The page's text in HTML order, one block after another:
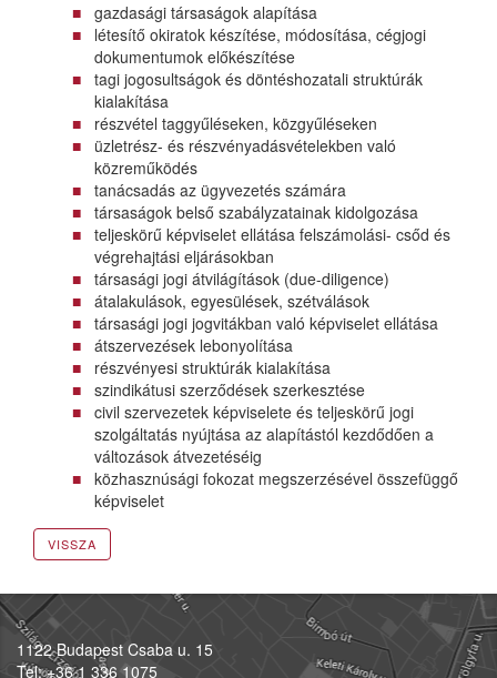
gazdasági társaságok alapítása
létesítő okiratok készítése, módosítása, cégjogi
dokumentumok előkészítése
tagi jogosultságok és döntéshozatali struktúrák
kialakítása
részvétel taggyűléseken, közgyűléseken
üzletrész- és részvényadásvételekben való
közreműködés
tanácsadás az ügyvezetés számára
társaságok belső szabályzatainak kidolgozása
teljeskörű képviselet ellátása felszámolási- csőd és
végrehajtási eljárásokban
társasági jogi átvilágítások (due-diligence)
átalakulások, egyesülések, szétválások
társasági jogi jogvitákban való képviselet ellátása
átszervezések lebonyolítása
részvényesi struktúrák kialakítása
szindikátusi szerződések szerkesztése
civil szervezetek képviselete és teljeskörű jogi
szolgáltatás nyújtása az alapítástól kezdődően a
változások átvezetéséig
közhasznúsági fokozat megszerzésével összefüggő
képviselet
VISSZA
1122 Budapest Csaba u. 15
Tel: +36 1 336 1075